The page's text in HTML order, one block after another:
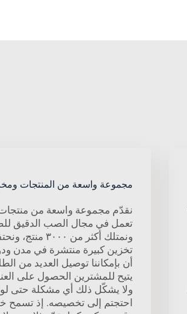
مجموعة واسعة من المنتجات
نقدّم مجموعة واسعة من
تخزين كبيرة منتشرة في مدن
أن بإمكاننا توصيل العديد من
يتيح للمشترين الحصول على
ولا يشكّل ذلك أي مشكلة حتى لو
احتجتم إلى تخصيصه. إذ تسمح